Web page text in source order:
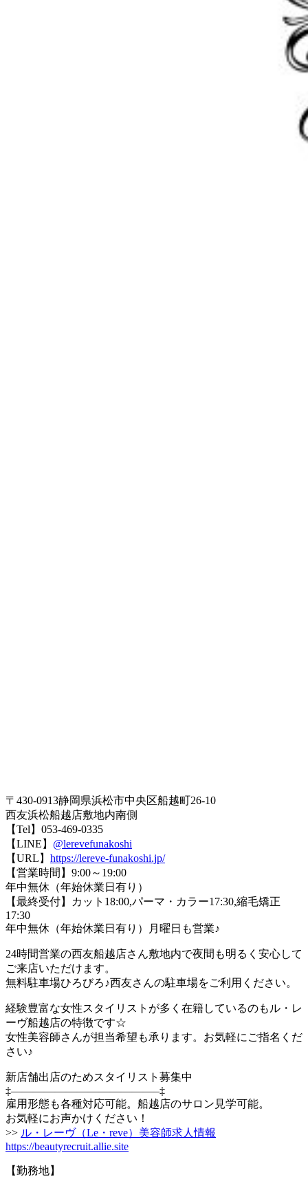
〒430-0913静岡県浜松市中央区船越町26-10
西友浜松船越店敷地内南側
【Tel】053-469-0335
【LINE】 @lerevefunakoshi
【URL】 https://lereve-funakoshi.jp/
【営業時間】9:00～19:00
年中無休（年始休業日有り）
【最終受付】カット18:00,パーマ・カラー17:30,縮毛矯正
17:30
年中無休（年始休業日有り）月曜日も営業♪
24時間営業の西友船越店さん敷地内で夜間も明るく安心して
ご来店いただけます。
無料駐車場ひろびろ♪西友さんの駐車場をご利用ください。
経験豊富な女性スタイリストが多く在籍しているのもル・レ
ーヴ船越店の特徴です☆
女性美容師さんが担当希望も承ります。お気軽にご指名くだ
さい♪
新店舗出店のためスタイリスト募集中
‡—————————————–‡
雇用形態も各種対応可能。船越店のサロン見学可能。
お気軽にお声かけください！
>> ル・レーヴ（Le・reve）美容師求人情報
https://beautyrecruit.allie.site
【勤務地】